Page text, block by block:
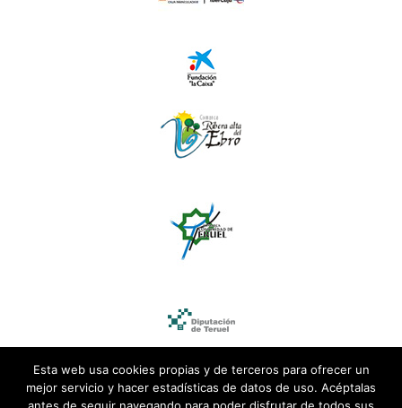
Esta web usa cookies propias y de terceros para ofrecer un
mejor servicio y hacer estadísticas de datos de uso. Acéptalas